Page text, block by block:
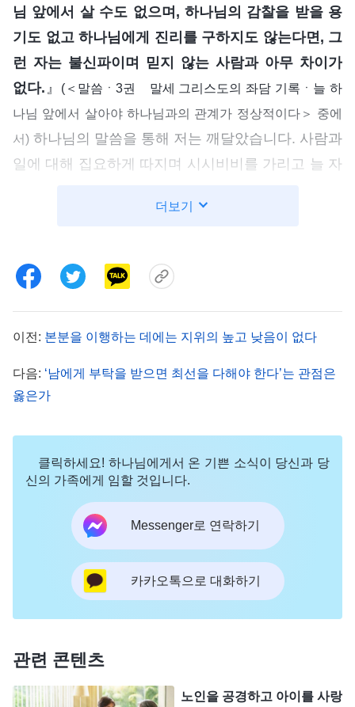
님 앞에서 살 수도 없으며, 하나님의 감찰을 받을 용
기도 없고 하나님에게 진리를 구하지도 않는다면, 그
런 자는 불신파이며 믿지 않는 사람과 아무 차이가
없다. 』
(＜말씀ㆍ3권 말세 그리스도의 좌담 기록ㆍ늘 하
나님 앞에서 살아야 하나님과의 관계가 정상적이다＞ 중에
서) 하나님의 말씀을 통해 저는 깨달았습니다. 사람과
일에 대해 집요하게 따지며 시시비비를 가리고 늘 자
않고 진리를 구하지도 않는 사람은 진심으로 하나님
것을 말입니다. 하나님 말씀의 폭로에 비추어 보며
저는 생각했습니다. ‘우쥔 형제가 바로 그런 사람이
야. 내가 그의 행적을 사실대로 쓰면 그는 출교될 가
능성이 높아.’ 그에 대한 평가서를 써야 한다는 생각
을 하자, 그가 과거에 저를 도와주었던 장면들이 눈
앞에 생생하게 떠올랐습니다. 제가 하나님을 믿은 지
려움까지 겹치자 저는 소극적인 상태에 빠졌습니다.
그때 저는 하나님 말씀을 보지도, 찬양을 부르지도
완전히 어둠 속에서 살았고, 심지어는 죽고 싶다는
생각마저 들었습니다. 우쥔 형제는 제 상황을 알게
된 후 여러 차례 저를 찾아와 교제하며 붙들어 주었
고, 매번 아주 늦게야 집으로 돌아갔습니다. 저는 무
척 감동했습니다. 시간이 좀 지나자, 저는 천천히 소
소극적이고 가장 고통스러울 때 저를 도와준 사람이
바로 우쥔 형제였습니다. 이런 생각들을 하자, 제 마
더보기
이전: 본분을 이행하는 데에는 지위의 높고 낮음이 없다
다음: ‘남에게 부탁을 받으면 최선을 다해야 한다’는 관점은
옳은가
클릭하세요! 하나님에게서 온 기쁜 소식이 당신과 당
신의 가족에게 임할 것입니다.
Messenger로 연락하기
카카오톡으로 대화하기
관련 콘텐츠
노인을 공경하고 아이를 사랑